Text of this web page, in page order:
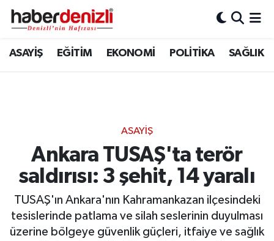
ASAYİŞ EĞİTİM EKONOMİ POLİTİKA SAĞLIK
ASAYİŞ
Ankara TUSAŞ'ta terör
saldırısı: 3 şehit, 14 yaralı
TUSAŞ'ın Ankara'nın Kahramankazan ilçesindeki
tesislerinde patlama ve silah seslerinin duyulması
üzerine bölgeye güvenlik güçleri, itfaiye ve sağlık
Denizli Nöbetçi Eczaneler
Tüm Manşetler
Son Dakika Haberleri
Haber Arşivi